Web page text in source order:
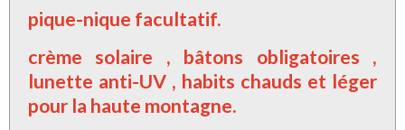
pique-nique facultatif.
crème solaire , bâtons obligatoires ,
lunette anti-UV , habits chauds et léger
pour la haute montagne.